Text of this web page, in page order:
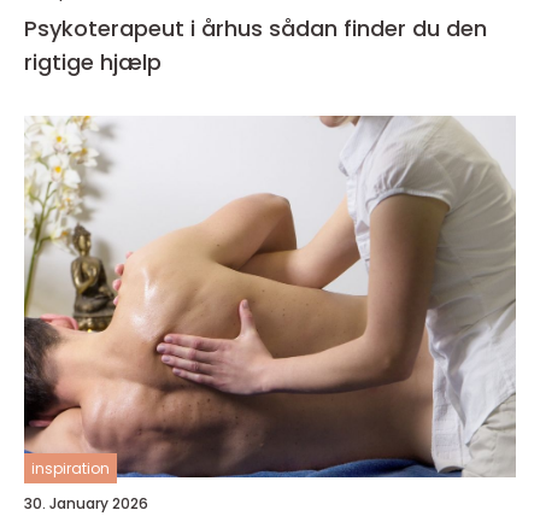
Psykoterapeut i århus sådan finder du den
rigtige hjælp
inspiration
30. January 2026